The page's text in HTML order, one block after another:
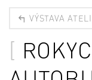
VÝSTAVA